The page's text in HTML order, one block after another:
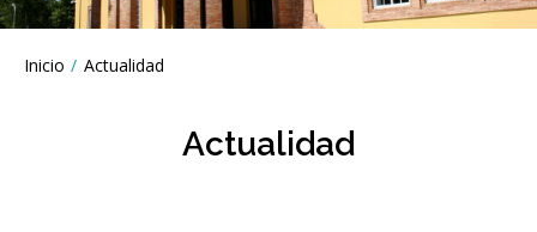
Breadcrumbs
You
Inicio Actualidad
Actualidad